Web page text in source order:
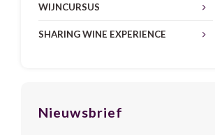
WIJNCURSUS
SHARING WINE EXPERIENCE
Nieuwsbrief